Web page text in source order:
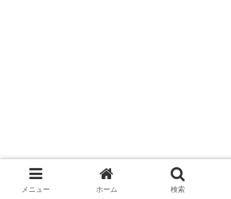
メニュー ホーム 検索